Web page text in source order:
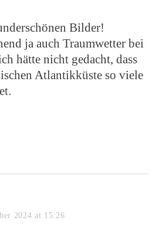
Bilder!
ja auch Traumwetter bei
hätte nicht gedacht, dass
Atlantikküste so viele
2024 at 15:26